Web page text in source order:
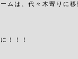
ムは、代々木寄りに移
！！！